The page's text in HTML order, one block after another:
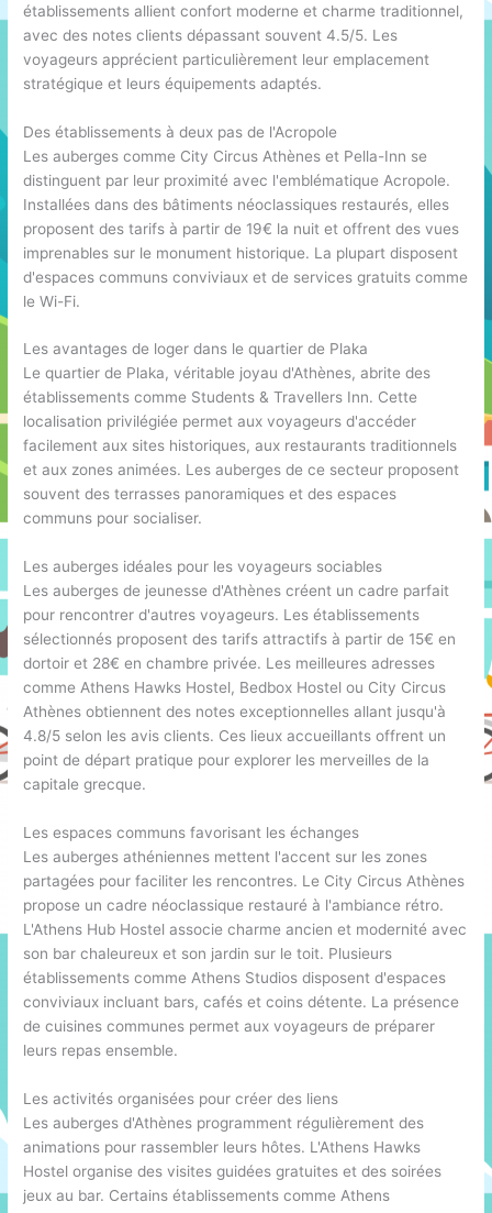
établissements allient confort moderne et charme traditionnel,
avec des notes clients dépassant souvent 4.5/5. Les
voyageurs apprécient particulièrement leur emplacement
stratégique et leurs équipements adaptés.
Des établissements à deux pas de l'Acropole
Les auberges comme City Circus Athènes et Pella-Inn se
distinguent par leur proximité avec l'emblématique Acropole.
Installées dans des bâtiments néoclassiques restaurés, elles
proposent des tarifs à partir de 19€ la nuit et offrent des vues
imprenables sur le monument historique. La plupart disposent
d'espaces communs conviviaux et de services gratuits comme
le Wi-Fi.
Les avantages de loger dans le quartier de Plaka
Le quartier de Plaka, véritable joyau d'Athènes, abrite des
établissements comme Students & Travellers Inn. Cette
localisation privilégiée permet aux voyageurs d'accéder
facilement aux sites historiques, aux restaurants traditionnels
et aux zones animées. Les auberges de ce secteur proposent
souvent des terrasses panoramiques et des espaces
communs pour socialiser.
Les auberges idéales pour les voyageurs sociables
Les auberges de jeunesse d'Athènes créent un cadre parfait
pour rencontrer d'autres voyageurs. Les établissements
sélectionnés proposent des tarifs attractifs à partir de 15€ en
dortoir et 28€ en chambre privée. Les meilleures adresses
comme Athens Hawks Hostel, Bedbox Hostel ou City Circus
Athènes obtiennent des notes exceptionnelles allant jusqu'à
4.8/5 selon les avis clients. Ces lieux accueillants offrent un
point de départ pratique pour explorer les merveilles de la
capitale grecque.
Les espaces communs favorisant les échanges
Les auberges athéniennes mettent l'accent sur les zones
partagées pour faciliter les rencontres. Le City Circus Athènes
propose un cadre néoclassique restauré à l'ambiance rétro.
L'Athens Hub Hostel associe charme ancien et modernité avec
son bar chaleureux et son jardin sur le toit. Plusieurs
établissements comme Athens Studios disposent d'espaces
conviviaux incluant bars, cafés et coins détente. La présence
de cuisines communes permet aux voyageurs de préparer
leurs repas ensemble.
Les activités organisées pour créer des liens
Les auberges d'Athènes programment régulièrement des
animations pour rassembler leurs hôtes. L'Athens Hawks
Hostel organise des visites guidées gratuites et des soirées
jeux au bar. Certains établissements comme Athens